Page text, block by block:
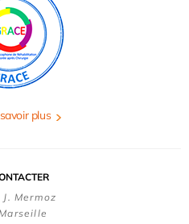
plus
J. Mermoz